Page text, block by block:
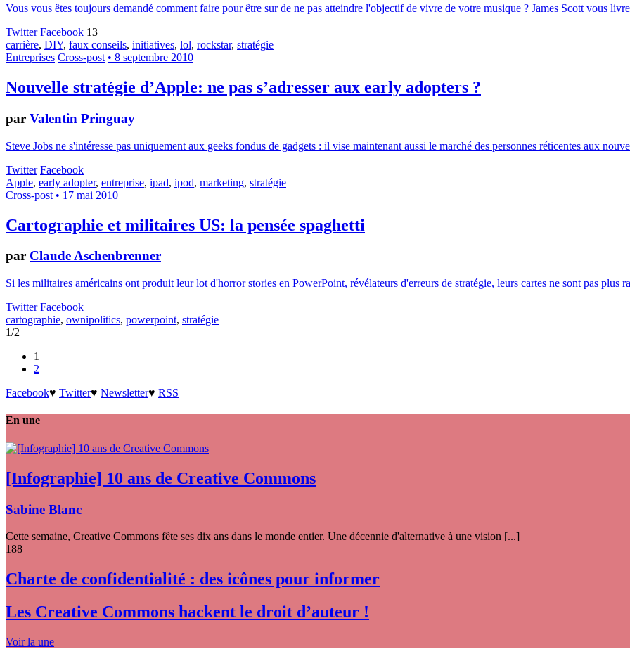
Vous vous êtes toujours demandé comment faire pour être sur de ne pas atteindre l'objectif de vivre de votre musique ? James Scott vous
Twitter Facebook 13
carrière, DIY, faux conseils, initiatives, lol, rockstar, stratégie
Entreprises Cross-post • 8 septembre 2010
Nouvelle stratégie d’Apple: ne pas s’adresser aux early adopters ?
par Valentin Pringuay
Steve Jobs ne s'intéresse pas uniquement aux geeks fondus de gadgets : il vise maintenant aussi le marché des personnes réticentes aux
Twitter Facebook
Apple, early adopter, entreprise, ipad, ipod, marketing, stratégie
Cross-post • 17 mai 2010
Cartographie et militaires US: la pensée spaghetti
par Claude Aschenbrenner
Si les militaires américains ont produit leur lot d'horror stories en PowerPoint, révélateurs d'erreurs de stratégie, leurs cartes ne sont pas plus
Twitter Facebook
cartographie, ownipolitics, powerpoint, stratégie
1/2
1
2
Facebook♥ Twitter♥ Newsletter♥ RSS
En une
[Infographie] 10 ans de Creative Commons
Sabine Blanc
Cette semaine, Creative Commons fête ses dix ans dans le monde entier. Une décennie d'alternative à une vision [...]
188
Charte de confidentialité : des icônes pour informer
Les Creative Commons hackent le droit d’auteur !
Voir la une